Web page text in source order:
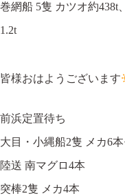
巻網船 5隻 カツオ約438t
1.2t
皆様おはようございます
前浜定置待ち
大目・小縄船2隻 メカ6
陸送 南マグロ4本
突棒2隻 メカ4本